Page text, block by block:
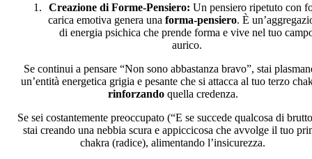
Creazione di Forme-Pensiero: Un pensiero ripetuto con
carica emotiva genera una forma-pensiero. È
di energia psichica che prende forma e vive nel tuo
aurico.
Se continui a pensare “Non sono abbastanza bravo”, stai
un’entità energetica grigia e pesante che si attacca al tuo terzo
rinforzandoquella credenza.
Se sei costantemente preoccupato (“E se succede qualcosa di
stai creando una nebbia scura e appiccicosa che avvolge il tuo
chakra (radice), alimentando l’insicurezza.